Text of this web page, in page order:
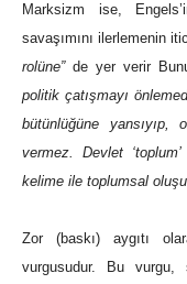
Marksizm ise,
savaşımını ilerlemenin
rolüne” de yer verir
politik çatışmayı
bütünlüğüne yansıyıp,
vermez. Devlet
kelime ile toplumsal
Zor (baskı) aygıtı
vurgusudur. Bu vurgu,